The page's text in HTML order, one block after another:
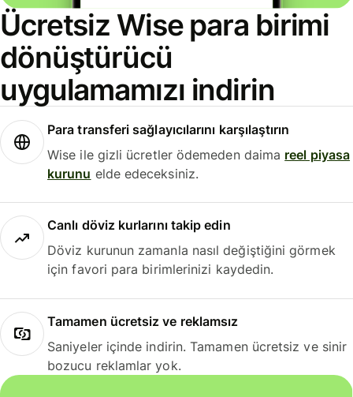
Ücretsiz Wise para birimi
dönüştürücü
uygulamamızı indirin
Para transferi sağlayıcılarını karşılaştırın
Wise ile gizli ücretler ödemeden daima reel piyasa
kurunu elde edeceksiniz.
Canlı döviz kurlarını takip edin
Döviz kurunun zamanla nasıl değiştiğini görmek
için favori para birimlerinizi kaydedin.
Tamamen ücretsiz ve reklamsız
Saniyeler içinde indirin. Tamamen ücretsiz ve sinir
bozucu reklamlar yok.